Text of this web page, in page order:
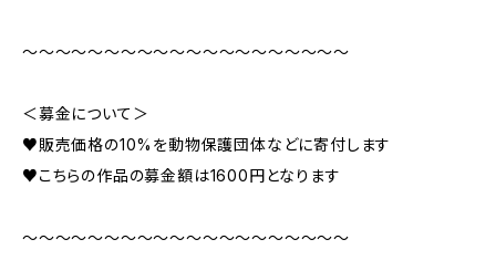
～～～～～～～～～～～～～～～～～～～～
＜募金について＞
♥販売価格の10%を動物保護団体などに寄付します
♥こちらの作品の募金額は1600円となります
～～～～～～～～～～～～～～～～～～～～